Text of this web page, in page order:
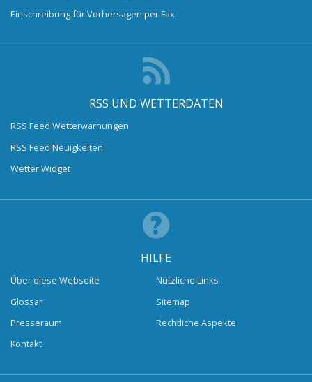
Einschreibung für Vorhersagen per Fax
RSS UND WETTERDATEN
RSS Feed Wetterwarnungen
RSS Feed Neuigkeiten
Wetter Widget
HILFE
Über diese Webseite
Glossar
Presseraum
Kontakt
Nützliche Links
Sitemap
Rechtliche Aspekte